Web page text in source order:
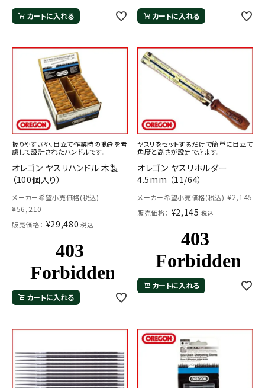
カートに入れる カートに入れる
握りやすさや、目立て作業時の動きを考
慮して設計されたハンドルです。
オレゴン ヤスリハンドル 木製
（100個入り）
メーカー希望小売価格(税込)
¥56,210
販売価格： ¥29,480 税込
カートに入れる
ヤスリをセットするだけで簡単に目立て
角度と高さが設定できます。
オレゴン ヤスリホルダー
4.5mm （11/64）
メーカー希望小売価格(税込) ¥2,145
販売価格： ¥2,145 税込
カートに入れる